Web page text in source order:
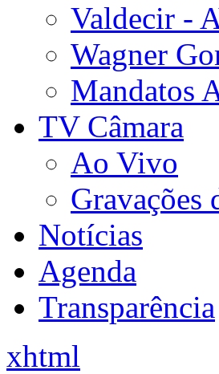
Valdecir -
Wagner
Mandatos
TV Câmara
Ao Vivo
Gravações
Notícias
Agenda
Transparência
xhtml